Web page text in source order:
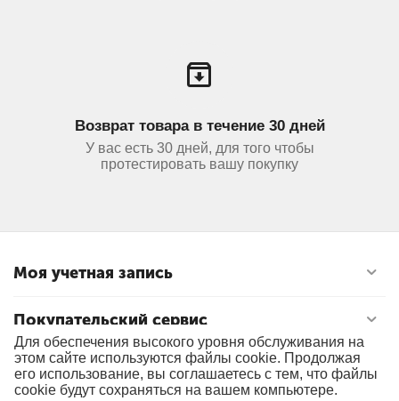
Возврат товара в течение 30 дней
У вас есть 30 дней, для того чтобы
протестировать вашу покупку
Моя учетная запись
Покупательский сервис
Контакты
Для обеспечения высокого уровня обслуживания на
этом сайте используются файлы cookie. Продолжая
его использование, вы соглашаетесь с тем, что файлы
cookie будут сохраняться на вашем компьютере.